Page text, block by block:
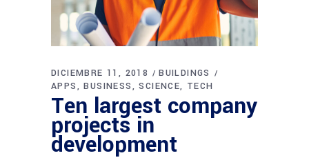
DICIEMBRE 11, 2018
BUILDINGS
APPS
BUSINESS SCIENCE TECH
Ten largest company
projects in
development